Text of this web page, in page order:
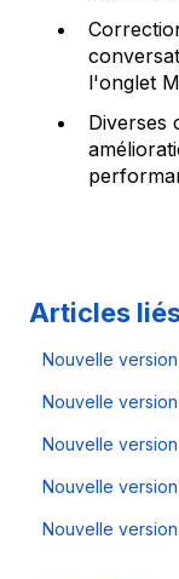
l'onglet
Diverses
Articles
Nouvelle
Nouvelle version
Nouvelle
Nouvelle
Nouvelle